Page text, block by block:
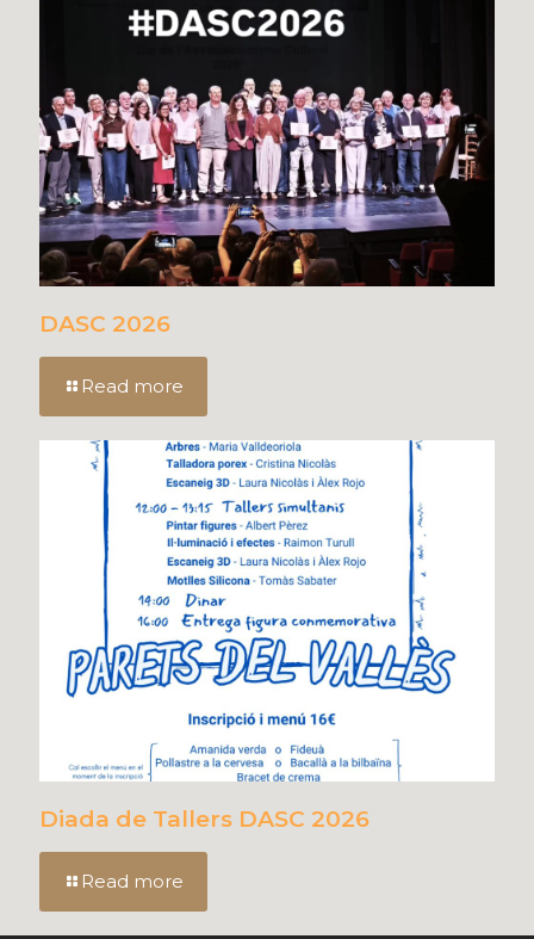
DASC 2026
Read more
Diada de Tallers DASC 2026
Read more